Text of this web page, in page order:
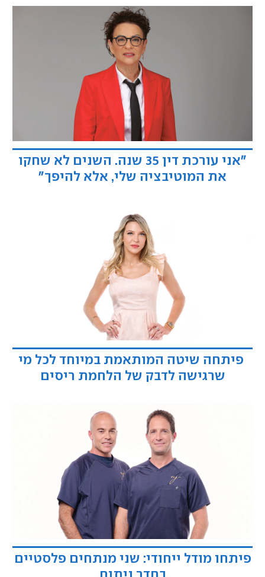
"אני עורכת דין 35 שנה. השנים לא שחקו
את המוטיבציה שלי, אלא להיפך"
פיתחה שיטה המותאמת במיוחד לכל מי
שרגישה לדבק של הלחמת ריסים
פיתחו מודל ייחודי: שני מנתחים פלסטיים